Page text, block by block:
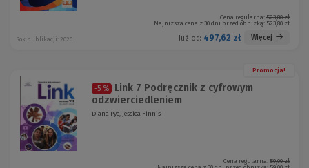
Cena regularna: 523,80 zł
Najniższa cena z 30 dni przed obniżką: 523,80 zł
Już od: 497,62 zł Więcej
Rok publikacji: 2020
Promocja!
-5 %
Link 7 Podręcznik z cyfrowym
odzwierciedleniem
Diana Pye, Jessica Finnis
Cena regularna: 59,00 zł